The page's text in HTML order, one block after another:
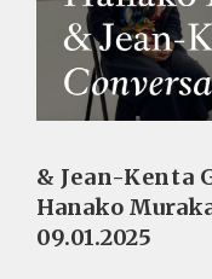
& Jean-Kenta
Hanako
09.01.2025